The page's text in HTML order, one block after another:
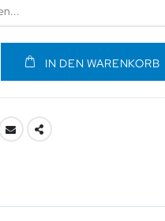
IN DEN WARENKORB